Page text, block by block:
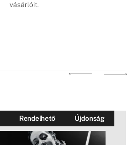
vásárlóit.
Rendelhető Újdonság